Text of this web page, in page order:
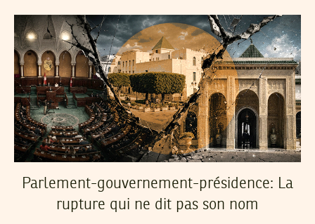
Parlement-gouvernement-présidence: La
rupture qui ne dit pas son nom